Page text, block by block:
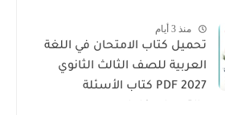
منذ 3 أيام
تحميل كتاب الامتحان في اللغة
العربية للصف الثالث الثانوي
2027 PDF كتاب الأسئلة